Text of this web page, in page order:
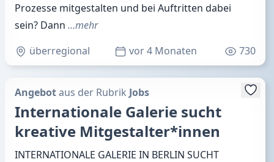
Prozesse mitgestalten und bei Auftritten dabei
sein? Dann …mehr
überregional
vor 4 Monaten 730
Angebotaus der Rubrik Jobs
Internationale Galerie sucht
kreative Mitgestalter*innen
INTERNATIONALE GALERIE IN BERLIN SUCHT